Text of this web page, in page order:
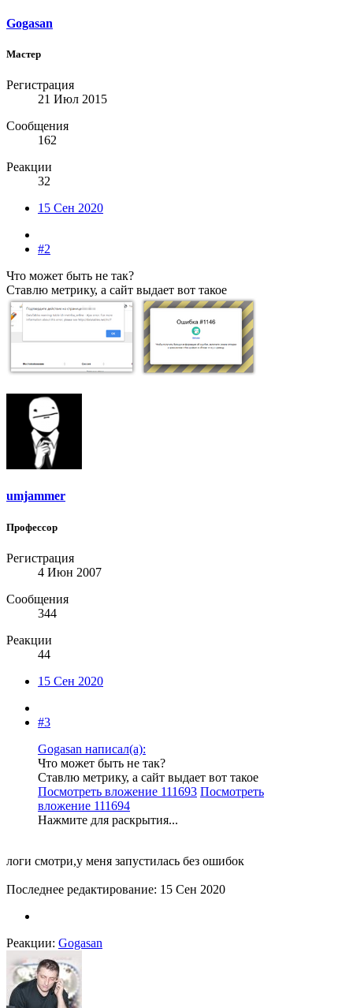
Gogasan
Мастер
Регистрация
21 Июл 2015
Сообщения
162
Реакции
32
15 Сен 2020
#2
Что может быть не так?
Ставлю метрику, а сайт выдает вот такое
umjammer
Профессор
Регистрация
4 Июн 2007
Сообщения
344
Реакции
44
15 Сен 2020
#3
Gogasan написал(а):
Что может быть не так?
Ставлю метрику, а сайт выдает вот такое
Посмотреть вложение 111693 Посмотреть
вложение 111694
Нажмите для раскрытия...
логи смотри,у меня запустилась без ошибок
Последнее редактирование: 15 Сен 2020
Реакции: Gogasan